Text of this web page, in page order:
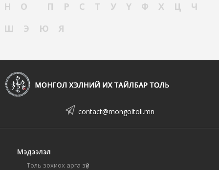
Н
О П Р С Т У Ү Ф Х Ц
Ч
Ш
Э Ю Я
contact@mongoltoli.mn
Мэдээлэл
Толь зохиох арга зүй